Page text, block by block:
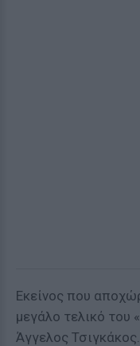
Εκείνος που
μεγάλο τελικό του
Άγγελος